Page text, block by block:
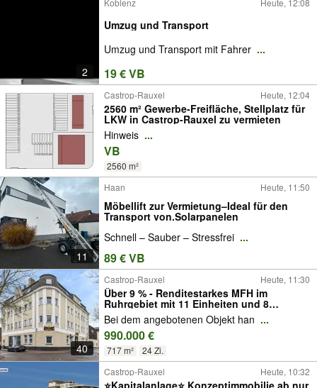
2
Koblenz Heute, 12:08
Umzug und Transport
Umzug und Transport mit Fahrer ...
19 € VB
Castrop-Rauxel Heute, 12:04
2560 m² Gewerbe-Freifläche, Stellplatz für
LKW in Castrop-Rauxel zu vermieten
Hinweis ...
VB
2560 m²
11
Haan Heute, 11:50
Möbellift zur Vermietung–Ideal für den
Transport von.Solarpanelen
Schnell – Sauber – Stressfrei ...
89 € VB
40
Castrop-Rauxel Heute, 11:30
Über 9 % - Renditestarkes MFH im
Ruhrgebiet mit 11 Einheiten und 8
Garagen
Bei dem angebotenen Objekt han ...
990.000 €
717 m²
24 Zi.
Castrop-Rauxel
Heute, 10:32
⭐Kapitalanlage⭐ Konzeptimmobilie ab nur